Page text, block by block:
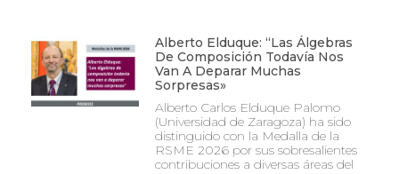
Alberto Elduque: “Las Álgebras
De Composición Todavía Nos
Van A Deparar Muchas
Sorpresas»
Alberto Carlos Elduque Palomo
(Universidad de Zaragoza) ha sido
distinguido con la Medalla de la
RSME 2026 por sus sobresalientes
contribuciones a diversas áreas del